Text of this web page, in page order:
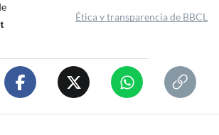
Ética y transparencia de BBCL